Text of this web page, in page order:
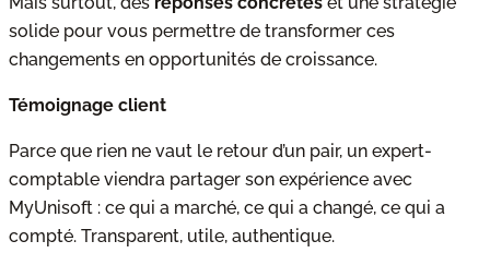
solide pour vous permettre de transformer ces
changements en opportunités de croissance.
Témoignage client
Parce que rien ne vaut le retour d’un pair, un expert-
comptable viendra partager son expérience avec
MyUnisoft : ce qui a marché, ce qui a changé, ce qui a
compté. Transparent, utile, authentique.